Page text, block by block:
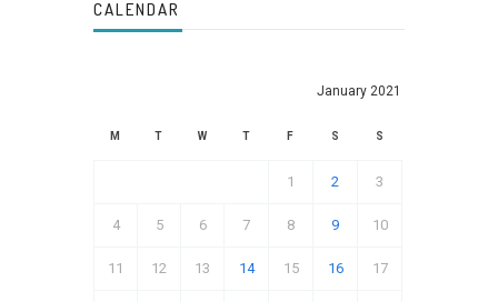
CALENDAR
January 2021
M T W T F S S
1 2 3
4 5 6 7 8 9 10
11 12 13 14 15 16 17